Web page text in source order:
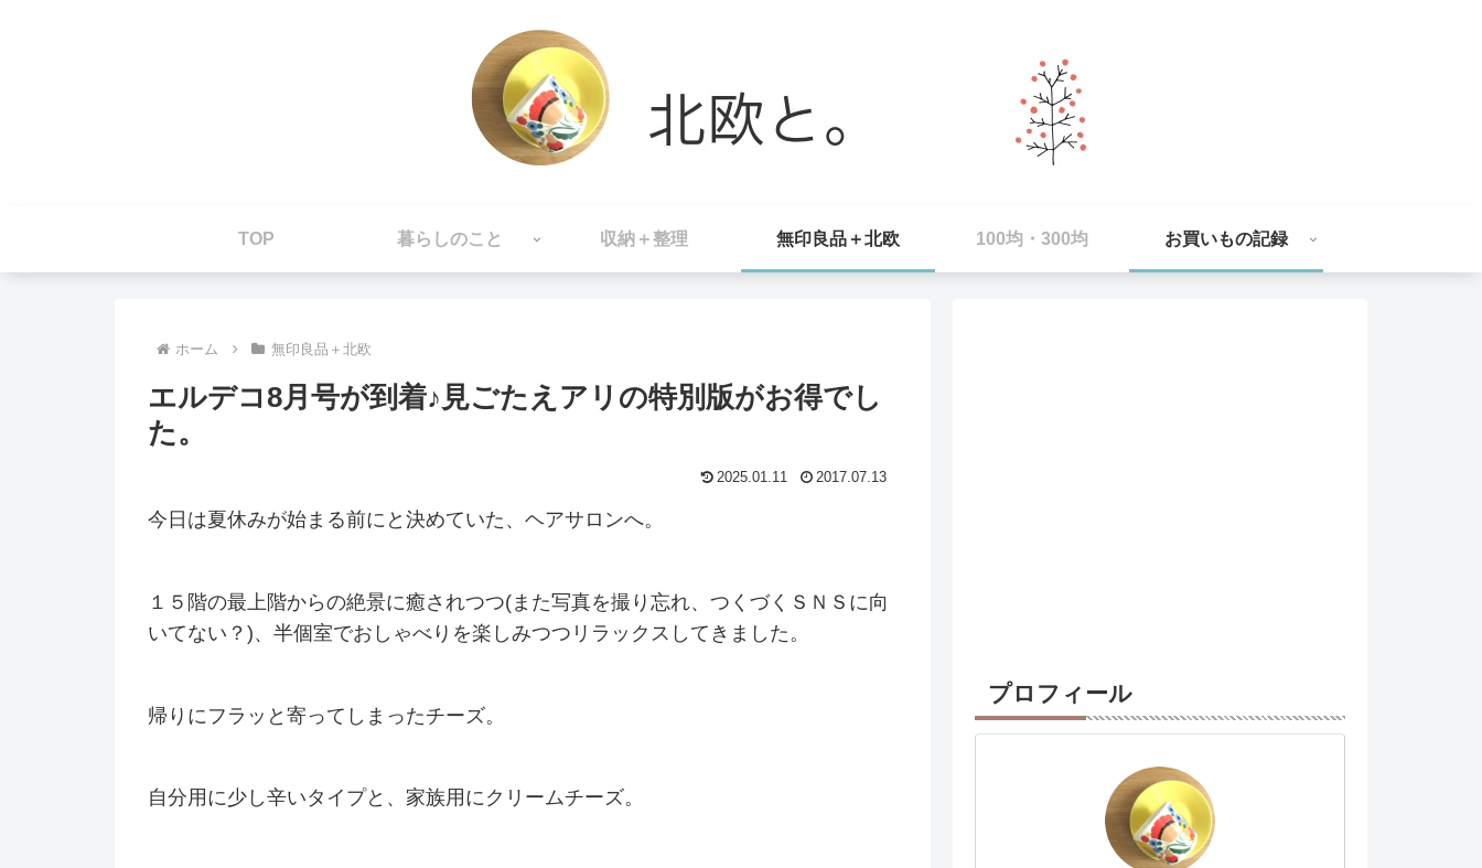
TOP 暮らしのこと 収納＋整理 無印良品＋北欧 100均・300均 お買いもの記録
ホーム 無印良品＋北欧
エルデコ8月号が到着♪見ごたえアリの特別版がお得でし
た。
2025.01.11 2017.07.13
今日は夏休みが始まる前にと決めていた、ヘアサロンへ。
１５階の最上階からの絶景に癒されつつ(また写真を撮り忘れ、つくづくＳＮＳに向
いてない？)、半個室でおしゃべりを楽しみつつリラックスしてきました。
帰りにフラッと寄ってしまったチーズ。
自分用に少し辛いタイプと、家族用にクリームチーズ。
プロフィール